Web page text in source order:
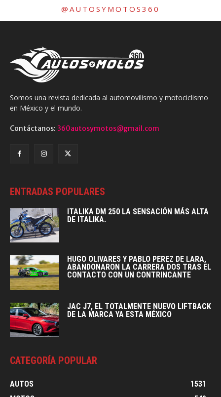
@AUTOSYMOTOS360
Somos una revista dedicada al automovilismo y motociclismo
en México y el mundo.
Contáctanos: 360autosymotos@gmail.com
ENTRADAS POPULARES
ITALIKA DM 250 LA SENSACIÓN MÁS ALTA
DE ITALIKA.
HUGO OLIVARES Y PABLO PEREZ DE LARA,
ABANDONARON LA CARRERA DOS TRAS EL
CONTACTO CON UN CONTRINCANTE
JAC J7, EL TOTALMENTE NUEVO LIFTBACK
DE LA MARCA YA ESTA MÉXICO
CATEGORÍA POPULAR
AUTOS
1531